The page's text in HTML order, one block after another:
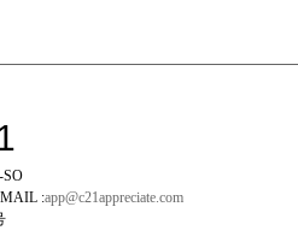
MAIL :app@c21appreciate.com